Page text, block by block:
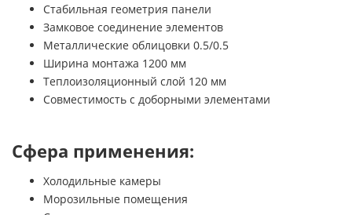
Стабильная геометрия панели
Замковое соединение элементов
Металлические облицовки 0.5/0.5
Ширина монтажа 1200 мм
Теплоизоляционный слой 120 мм
Совместимость с доборными элементами
Сфера применения:
Холодильные камеры
Морозильные помещения